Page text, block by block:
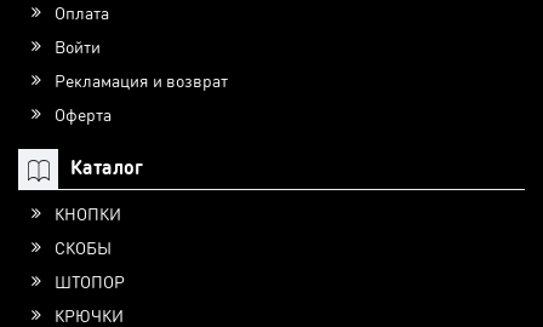
Оплата
Войти
Рекламация и возврат
Оферта
Каталог
КНОПКИ
СКОБЫ
ШТОПОР
КРЮЧКИ